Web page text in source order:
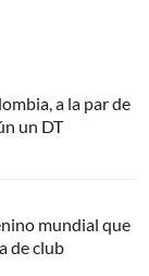
a la par de
un DT
mundial que
de club